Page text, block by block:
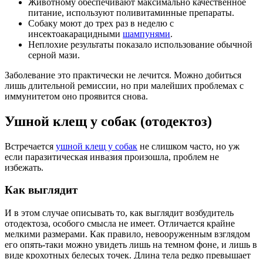
питание, используют поливитаминные препараты.
Собаку моют до трех раз в неделю с
инсектоакарацидными шампунями.
Неплохие результаты показало использование обычной
серной мази.
Заболевание это практически не лечится. Можно добиться
лишь длительной ремиссии, но при малейших проблемах с
иммунитетом оно проявится снова.
Ушной клещ у собак (отодектоз)
Встречается ушной клещ у собак не слишком часто, но уж
если паразитическая инвазия произошла, проблем не
избежать.
Как выглядит
И в этом случае описывать то, как выглядит возбудитель
отодектоза, особого смысла не имеет. Отличается крайне
мелкими размерами. Как правило, невооруженным взглядом
его опять-таки можно увидеть лишь на темном фоне, и лишь в
виде крохотных белесых точек. Длина тела редко превышает